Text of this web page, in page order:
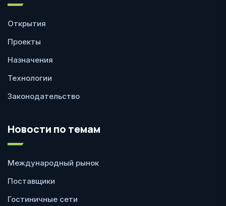
Открытия
Проекты
Назначения
Технологии
Законодательство
Новости по темам
Международный рынок
Поставщики
Гостиничные сети